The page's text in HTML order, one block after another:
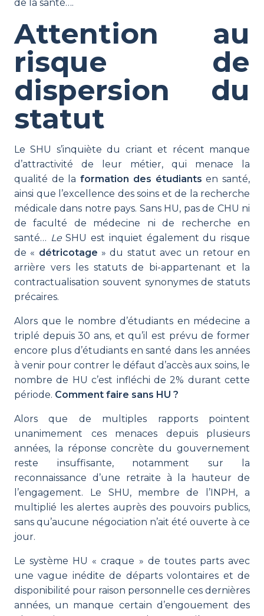
de la santé….
Attention au
risque de
dispersion du
statut
Le SHU s’inquiète du criant et récent manque
d’attractivité de leur métier, qui menace la
qualité de laformation des étudiants en santé,
ainsi que l’excellence des soins et de la recherche
médicale dans notre pays. Sans HU, pas de CHU ni
de faculté de médecine ni de recherche en
santé… LeSHU est inquiet également du risque
de « détricotage » du statut avec un retour en
arrière vers les statuts de bi-appartenant et la
contractualisation souvent synonymes de statuts
précaires.
Alors que le nombre d’étudiants en médecine a
triplé depuis 30 ans, et qu’il est prévu de former
encore plus d’étudiants en santé dans les années
à venir pour contrer le défaut d’accès aux soins, le
nombre de HU c’est infléchi de 2% durant cette
période. Comment faire sans HU ?
Alors que de multiples rapports pointent
unanimement ces menaces depuis plusieurs
années, la réponse concrète du gouvernement
reste insuffisante, notamment sur la
reconnaissance d’une retraite à la hauteur de
l’engagement. Le SHU, membre de l’INPH, a
multiplié les alertes auprès des pouvoirs publics,
sans qu’aucune négociation n’ait été ouverte à ce
jour.
Le système HU « craque » de toutes parts avec
une vague inédite de départs volontaires et de
disponibilité pour raison personnelle ces dernières
années, un manque certain d’engouement des